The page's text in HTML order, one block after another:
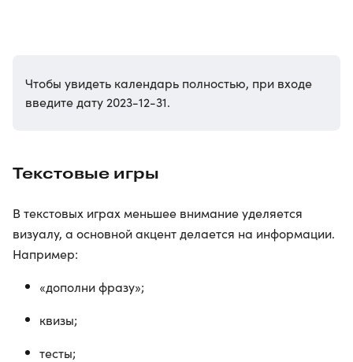
Чтобы увидеть календарь полностью, при входе
введите дату 2023-12-31.
Текстовые игры
В текстовых играх меньшее внимание уделяется
визуалу, а основной акцент делается на информации.
Например:
«дополни фразу»;
квизы;
тесты;